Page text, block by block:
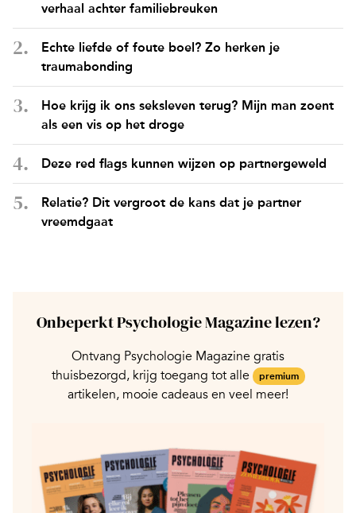
verhaal achter familiebreuken
Echte liefde of foute boel? Zo herken je
traumabonding
Hoe krijg ik ons seksleven terug? Mijn man zoent
als een vis op het droge
Deze red flags kunnen wijzen op partnergeweld
Relatie? Dit vergroot de kans dat je partner
vreemdgaat
Onbeperkt Psychologie Magazine lezen?
Ontvang Psychologie Magazine gratis
thuisbezorgd, krijg toegang tot alle
premium
artikelen, mooie cadeaus en veel meer!